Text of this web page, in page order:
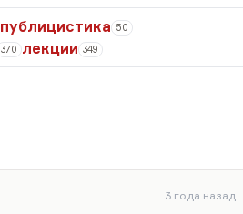
публицистика 50
370 лекции 349
3 года назад